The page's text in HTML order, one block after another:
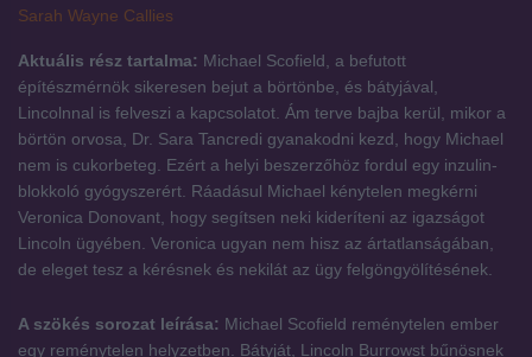
Sarah Wayne Callies
Aktuális rész tartalma: Michael Scofield, a befutott
építészmérnök sikeresen bejut a börtönbe, és bátyjával,
Lincolnnal is felveszi a kapcsolatot. Ám terve bajba kerül, mikor a
börtön orvosa, Dr. Sara Tancredi gyanakodni kezd, hogy Michael
nem is cukorbeteg. Ezért a helyi beszerzőhöz fordul egy inzulin-
blokkoló gyógyszerért. Ráadásul Michael kénytelen megkérni
Veronica Donovant, hogy segítsen neki kideríteni az igazságot
Lincoln ügyében. Veronica ugyan nem hisz az ártatlanságában,
de eleget tesz a kérésnek és nekilát az ügy felgöngyölítésének.
A szökés sorozat leírása: Michael Scofield reménytelen ember
egy reménytelen helyzetben. Bátyját, Lincoln Burrowst bűnösnek